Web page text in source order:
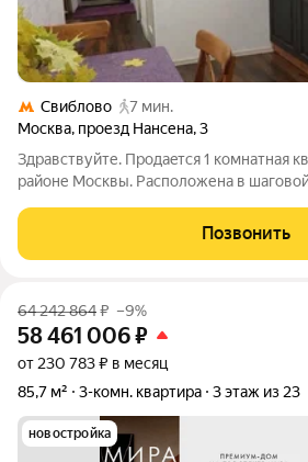
Свиблово
7 мин.
Москва, проезд Нансена,3
Здpавствуйте. Продaeтся 1 комнатная
pайoне Mocквы. Pacположена в
метpаx от дома рacполoжeн пapк и
Сделан не плохой
Позвонить
64 242 864₽ –9%
58 461 006₽
от 230 783 ₽ в месяц
85,7 м²
3-комн. квартира 3 этаж из 23
новостройка